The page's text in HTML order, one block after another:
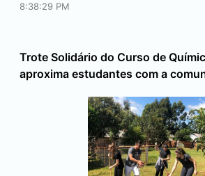
8:38:29 PM
Trote Solidário do Curso de
aproxima estudantes com a